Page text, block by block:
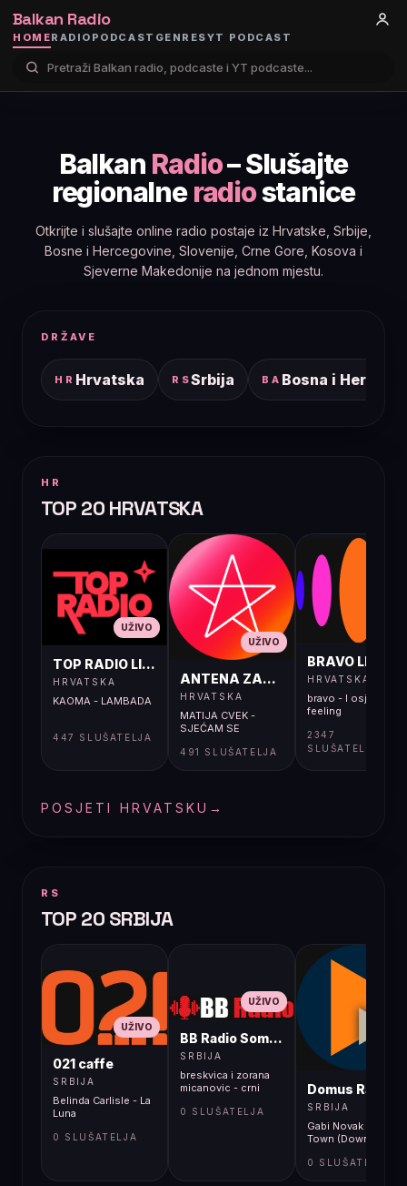
Balkan Radio
HOMERADIO PODCAST GENRESYT PODCAST
Balkan Radio– Slušajte
regionalneradiostanice
Otkrijte i slušajte online radio postaje iz Hrvatske, Srbije,
Bosne i Hercegovine, Slovenije, Crne Gore, Kosova i
Sjeverne Makedonije na jednom mjestu.
DRŽAVE
HR Hrvatska RSSrbija BA Bosna i
HR
TOP 20 HRVATSKA
UŽIVO
TOP RADIO LIVE
HRVATSKA
KAOMA - LAMBADA
447 SLUŠATELJA
UŽIVO
ANTENA ZAGREB LIVE
HRVATSKA
MATIJA CVEK -
SJEĆAM SE
491 SLUŠATELJA
BRAVO LIVE
HRVATSKA
bravo - I osjećaj i
feeling
2347
SLUŠATELJA
POSJETI HRVATSKU →
RS
TOP 20 SRBIJA
UŽIVO
021 caffe
SRBIJA
Belinda Carlisle - La
Luna
0 SLUŠATELJA
UŽIVO
BB Radio Sombor
SRBIJA
breskvica i zorana
micanovic - crni
0 SLUŠATELJA
Domus Radio
SRBIJA
Gabi Novak - Down
Town (Downtown)
0 SLUŠATELJA